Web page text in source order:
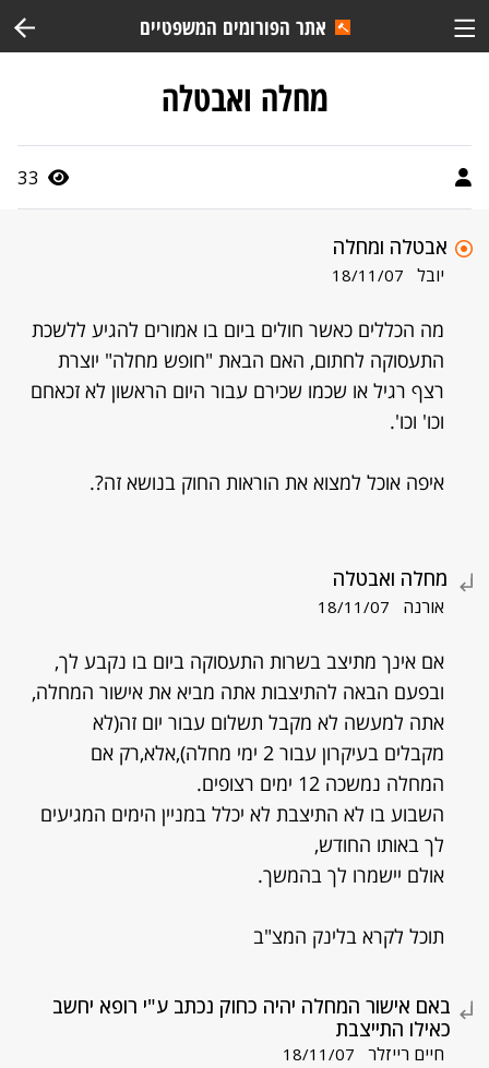
אתר הפורומים המשפטיים
מחלה ואבטלה
33
אבטלה ומחלה
יובל 18/11/07
מה הכללים כאשר חולים ביום בו אמורים להגיע ללשכת
התעסוקה לחתום, האם הבאת "חופש מחלה" יוצרת
רצף רגיל או שכמו שכירם עבור היום הראשון לא זכאחם
וכו' וכו'.
איפה אוכל למצוא את הוראות החוק בנושא זה?.
מחלה ואבטלה
אורנה 18/11/07
אם אינך מתיצב בשרות התעסוקה ביום בו נקבע לך,
ובפעם הבאה להתיצבות אתה מביא את אישור המחלה,
אתה למעשה לא מקבל תשלום עבור יום זה(לא
מקבלים בעיקרון עבור 2 ימי מחלה),אלא,רק אם
המחלה נמשכה 12 ימים רצופים.
השבוע בו לא התיצבת לא יכלל במניין הימים המגיעים
לך באותו החודש,
אולם יישמרו לך בהמשך.
תוכל לקרא בלינק המצ"ב
באם אישור המחלה יהיה כחוק נכתב ע"י רופא יחשב
כאילו התייצבת
חיים רייזלר 18/11/07